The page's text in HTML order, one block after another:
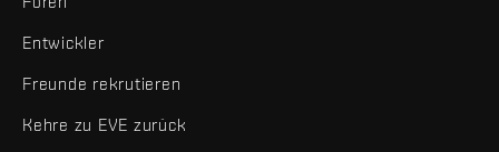
Entwickler
Freunde rekrutieren
Kehre zu EVE zurück